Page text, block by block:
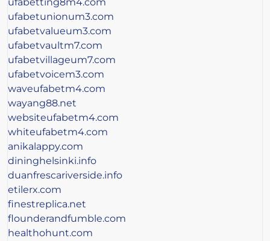
ufabetunionum3.com
ufabetvalueum3.com
ufabetvaultm7.com
ufabetvillageum7.com
ufabetvoicem3.com
waveufabetm4.com
wayang88.net
websiteufabetm4.com
whiteufabetm4.com
anikalappy.com
dininghelsinki.info
duanfrescariverside.info
etilerx.com
finestreplica.net
flounderandfumble.com
healthohunt.com